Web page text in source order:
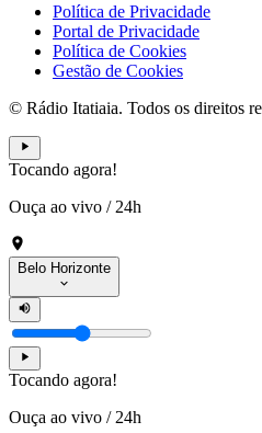
Política de Privacidade
Portal de Privacidade
Política de Cookies
Gestão de Cookies
© Rádio Itatiaia. Todos os direitos
Tocando agora!
Ouça ao vivo / 24h
Belo Horizonte
Tocando agora!
Ouça ao vivo / 24h